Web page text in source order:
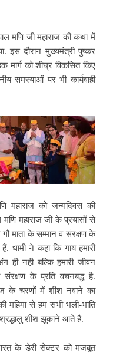
मणि जी महाराज की कथा में
इस दौरान मुख्यमंत्री पुष्कर
मार्ग को शीघ्र विकसित किए
समस्याओं पर भी कार्यवाही
महाराज को जन्मदिवस की
महाराज जी के प्रयासों से
माता के सम्मान व संरक्षण के
हैं. धामी ने कहा कि गाय हमारी
नही बल्कि हमारी जीवन
संरक्षण के प्रति वचनबद्ध है.
के चरणों में शीश नवाने का
महिमा से हम सभी भली-भांति
शीश झुकाने आते है.
के डेरी सेक्टर को मजबूत